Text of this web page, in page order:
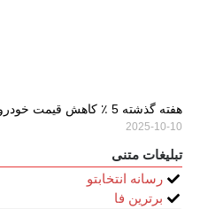
هفته گذشته 5 ٪ کاهش قیمت خودرو
2025-10-10
تبلیغات متنی
رسانه انتخابتو
برترین فا